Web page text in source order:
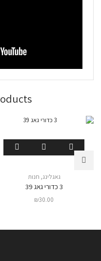
גאגלינג, חנות
3 כדורי גאג 39
₪30.00